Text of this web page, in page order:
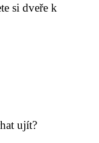
si dveře k
ujít?